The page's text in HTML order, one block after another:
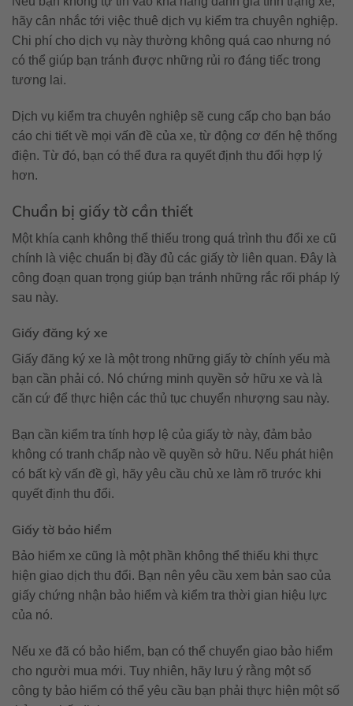
hãy cân nhắc tới việc thuê dịch vụ kiểm tra chuyên nghiệp.
Chi phí cho dịch vụ này thường không quá cao nhưng nó
có thể giúp bạn tránh được những rủi ro đáng tiếc trong
tương lai.
Dịch vụ kiểm tra chuyên nghiệp sẽ cung cấp cho bạn báo
cáo chi tiết về mọi vấn đề của xe, từ động cơ đến hệ thống
điện. Từ đó, bạn có thể đưa ra quyết định thu đổi hợp lý
hơn.
Chuẩn bị giấy tờ cần thiết
Một khía cạnh không thể thiếu trong quá trình thu đổi xe cũ
chính là việc chuẩn bị đầy đủ các giấy tờ liên quan. Đây là
công đoạn quan trọng giúp bạn tránh những rắc rối pháp lý
sau này.
Giấy đăng ký xe
Giấy đăng ký xe là một trong những giấy tờ chính yếu mà
bạn cần phải có. Nó chứng minh quyền sở hữu xe và là
căn cứ để thực hiện các thủ tục chuyển nhượng sau này.
Bạn cần kiểm tra tính hợp lệ của giấy tờ này, đảm bảo
không có tranh chấp nào về quyền sở hữu. Nếu phát hiện
có bất kỳ vấn đề gì, hãy yêu cầu chủ xe làm rõ trước khi
quyết định thu đổi.
Giấy tờ bảo hiểm
Bảo hiểm xe cũng là một phần không thể thiếu khi thực
hiện giao dịch thu đổi. Bạn nên yêu cầu xem bản sao của
giấy chứng nhận bảo hiểm và kiểm tra thời gian hiệu lực
của nó.
Nếu xe đã có bảo hiểm, bạn có thể chuyển giao bảo hiểm
cho người mua mới. Tuy nhiên, hãy lưu ý rằng một số
công ty bảo hiểm có thể yêu cầu bạn phải thực hiện một số